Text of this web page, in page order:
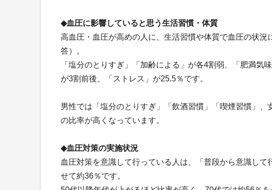
◆血圧に影響していると思う生活習慣・体質
高血圧・血圧が高めの人に、生活習慣や体質で血圧の状
答）。
「塩分のとりすぎ」「加齢による」が各4割弱、「肥満気
が3割前後、「ストレス」が25.5％です。
男性では「塩分のとりすぎ」「飲酒習慣」「喫煙習慣」、
の比率が高くなっています。
◆血圧対策の実施状況
血圧対策を意識して行っている人は、「普段から意識し
せて約36％です。